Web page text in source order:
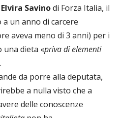
Elvira Savinodi Forza Italia, il
un anno di carcere
aveva meno di 3 anni) per i
una dieta «priva di elementi
da porre alla deputata,
a nulla visto che a
delle conoscenze